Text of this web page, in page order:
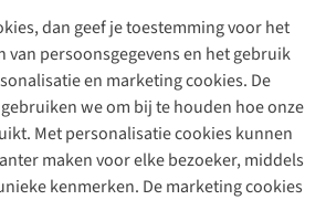
dan geef je toestemming voor het
van persoonsgegevens en het gebruik
en marketing cookies. De
we om bij te houden hoe onze
Met personalisatie cookies kunnen
maken voor elke bezoeker, middels
kenmerken. De marketing cookies
88